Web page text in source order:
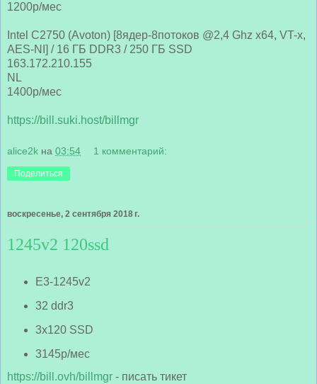
1200р/мес
Intel C2750 (Avoton) [8ядер-8потоков @2,4 Ghz x64, VT-x,
AES-NI] / 16 ГБ DDR3 / 250 ГБ SSD
163.172.210.155
NL
1400р/мес
https://bill.suki.host/billmgr
alice2k на 03:54 1 комментарий:
Поделиться
воскресенье, 2 сентября 2018 г.
1245v2 120ssd
E3-1245v2
32 ddr3
3x120 SSD
3145р/мес
https://bill.ovh/billmgr - писать тикет